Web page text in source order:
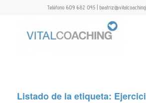
Teléfono 609 682 045 |
Listado de la etiqueta: